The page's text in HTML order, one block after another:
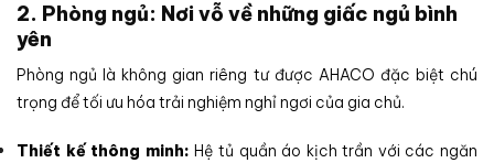
2. Phòng ngủ: Nơi vỗ về những giấc ngủ bình
yên
Phòng ngủ là không gian riêng tư được AHACO đặc biệt chú
trọng để tối ưu hóa trải nghiệm nghỉ ngơi của gia chủ.
Thiết kế thông minh: Hệ tủ quần áo kịch trần với các ngăn